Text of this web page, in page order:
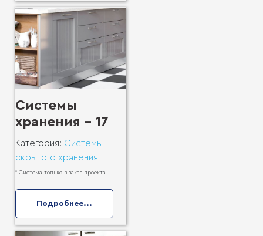
Системы
хранения - 17
Категория: Системы
скрытого хранения
* Система только в заказ проекта
Подробнее...